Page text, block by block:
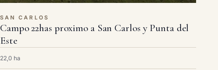
SAN CARLOS
Campo 22has proximo a San Carlos y Punta del
Este
22,0 ha